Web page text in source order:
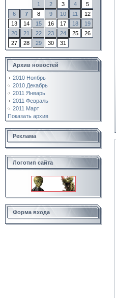
1
2 3 4
5
6
7 8 9 10 11
12
13
14 15 16 17 18
19
20
21 22 23 24 25
26
27
28 29 30 31
Архив новостей
2010 Ноябрь
2010 Декабрь
2011 Январь
2011 Февраль
2011 Март
Показать архив
Реклама
Логотип сайта
Форма входа